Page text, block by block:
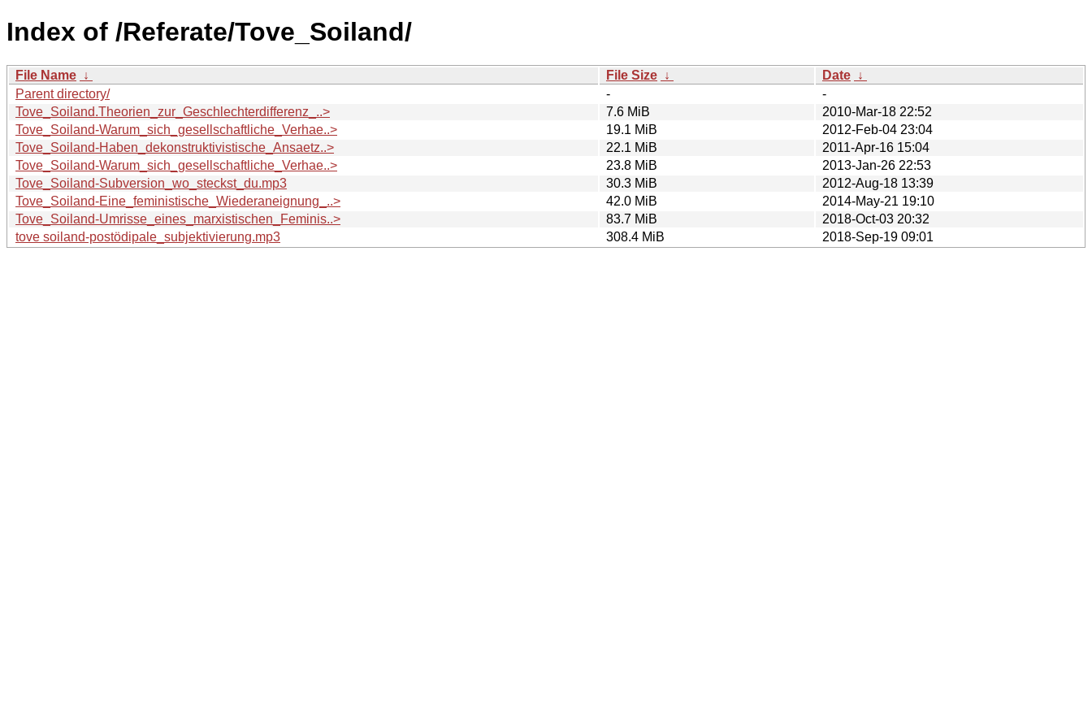
Index of /Referate/Tove_Soiland/
File Name ↓ File Size ↓ Date ↓
Parent directory/
-
-
Tove_Soiland.Theorien_zur_Geschlechterdifferenz_..>
7.6 MiB
2010-Mar-18 22:52
Tove_Soiland-Warum_sich_gesellschaftliche_Verhae..>
19.1 MiB
2012-Feb-04 23:04
Tove_Soiland-Haben_dekonstruktivistische_Ansaetz..>
22.1 MiB
2011-Apr-16 15:04
Tove_Soiland-Warum_sich_gesellschaftliche_Verhae..>
23.8 MiB
2013-Jan-26 22:53
Tove_Soiland-Subversion_wo_steckst_du.mp3
30.3 MiB
2012-Aug-18 13:39
Tove_Soiland-Eine_feministische_Wiederaneignung_..>
42.0 MiB
2014-May-21 19:10
Tove_Soiland-Umrisse_eines_marxistischen_Feminis..>
83.7 MiB
2018-Oct-03 20:32
tove soiland-postödipale_subjektivierung.mp3
308.4 MiB 2018-Sep-19 09:01